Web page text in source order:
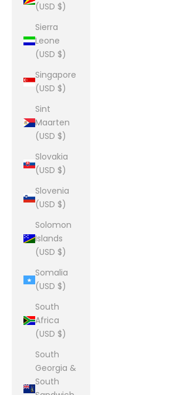
(USD $)
Sierra
Leone
(USD $)
Singapore
(USD $)
Sint
Maarten
(USD $)
Slovakia
(USD $)
Slovenia
(USD $)
Solomon
Islands
(USD $)
Somalia
(USD $)
South
Africa
(USD $)
South
Georgia &
South